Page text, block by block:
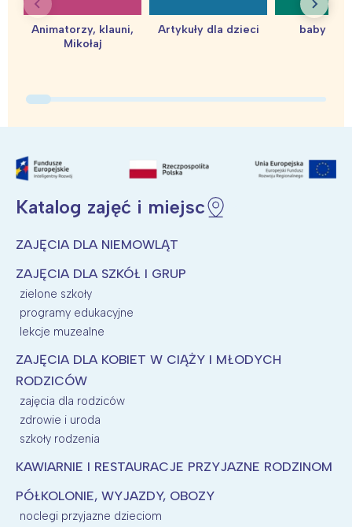
Animatorzy, klauni,
Mikołaj
Artykuły dla dzieci baby
Katalog zajęć i miejsc
ZAJĘCIA DLA NIEMOWLĄT
ZAJĘCIA DLA SZKÓŁ I GRUP
zielone szkoły
programy edukacyjne
lekcje muzealne
ZAJĘCIA DLA KOBIET W CIĄŻY I MŁODYCH
RODZICÓW
zajęcia dla rodziców
zdrowie i uroda
szkoły rodzenia
KAWIARNIE I RESTAURACJE PRZYJAZNE RODZINOM
PÓŁKOLONIE, WYJAZDY, OBOZY
noclegi przyjazne dzieciom
Warszawa
Łódź
Wrocław
Śląsk
Kraków
Wszystkie